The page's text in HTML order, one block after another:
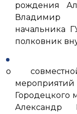
рождения
Владимир
начальника
полковник
о
Городецкого
Александр